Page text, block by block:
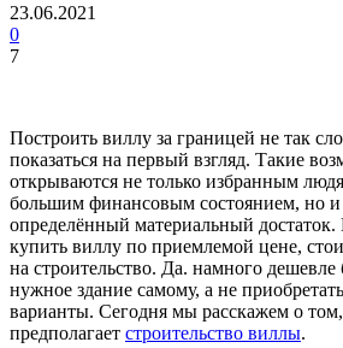
23.06.2021
0
7
Построить виллу за границей не так
показаться на первый взгляд. Такие
открываются не только избранным
большим финансовым состоянием, но и
определённый материальный достаток.
купить виллу по приемлемой цене,
на строительство. Да. намного дешевле
нужное здание самому, а не
варианты. Сегодня мы расскажем о
предполагает строительство виллы.